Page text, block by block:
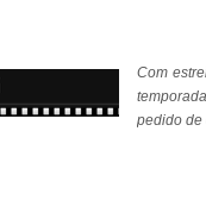
Com
pedido de